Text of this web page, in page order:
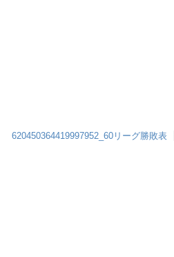
620450364419997952_60リーグ勝敗表